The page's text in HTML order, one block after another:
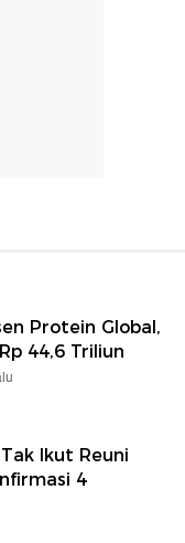
Protein Global,
44,6 Triliun
Ikut Reuni
4